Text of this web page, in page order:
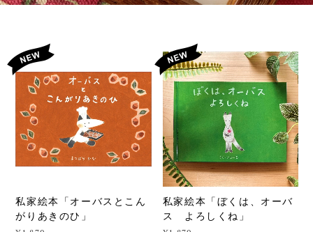
私家絵本「オーバスとこん
がりあきのひ」
私家絵本「ぼくは、オーバ
ス よろしくね」